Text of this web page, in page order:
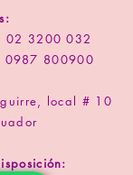
02 3200 032
0987 800900
local # 10